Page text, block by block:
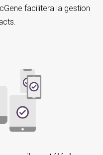
facilitera la gestion